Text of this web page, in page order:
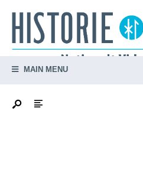
MAIN MENU